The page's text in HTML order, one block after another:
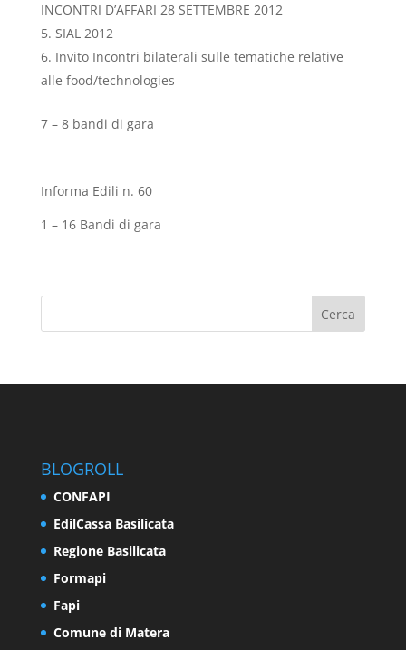
INCONTRI D’AFFARI 28 SETTEMBRE 2012
SIAL 2012
Invito Incontri bilaterali sulle tematiche relative
alle food/technologies
7 – 8 bandi di gara
Informa Edili n. 60
1 – 16 Bandi di gara
BLOGROLL
CONFAPI
EdilCassa Basilicata
Regione Basilicata
Formapi
Fapi
Comune di Matera